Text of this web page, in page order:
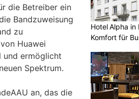
die Betreiber ein
Bandzuweisung
zu
Huawei
und ermöglicht
Spektrum.
an, das die
Hotel Alpha
Komfort für